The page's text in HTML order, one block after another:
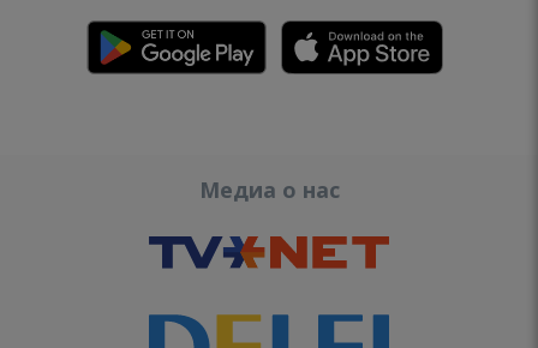
Медиа о нас